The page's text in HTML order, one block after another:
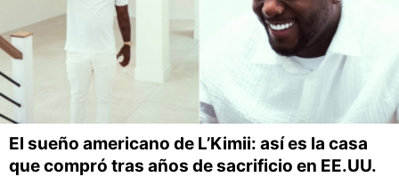
El sueño americano de L’Kimii: así es la casa
que compró tras años de sacrificio en EE.UU.